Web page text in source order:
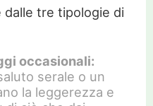
dalle tre tipologie di
occasionali:
serale o un
la leggerezza e